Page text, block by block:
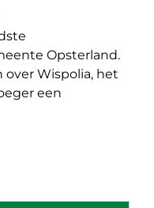
Opsterland.
over Wispolia, het
een